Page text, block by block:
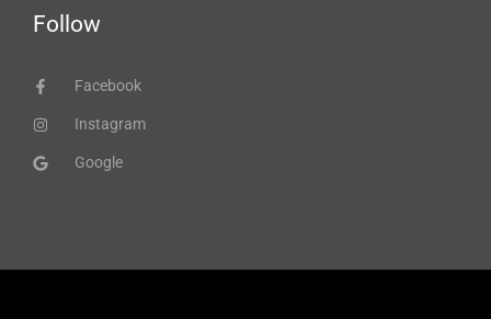
Follow
Facebook
Instagram
Google